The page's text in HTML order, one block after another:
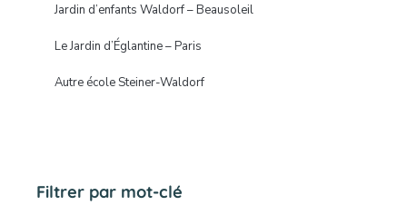
Jardin d’enfants Waldorf – Beausoleil
Le Jardin d’Églantine – Paris
Autre école Steiner-Waldorf
Filtrer par mot-clé